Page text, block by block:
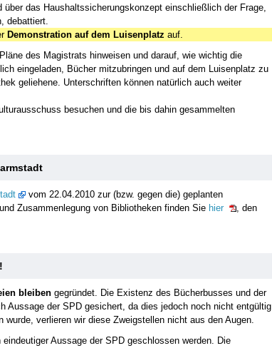
das Haushaltssicherungskonzept einschließlich der Frage,
debattiert.
Demonstration auf dem Luisenplatz auf.
des Magistrats hinweisen und darauf, wie wichtig die
eingeladen, Bücher mitzubringen und auf dem Luisenplatz zu
geliehene. Unterschriften können natürlich auch weiter
besuchen und die bis dahin gesammelten
vom 22.04.2010 zur (bzw. gegen die) geplanten
Zusammenlegung von Bibliotheken finden Sie hier
, den
bleiben gegründet. Die Existenz des Bücherbusses und der
Aussage der SPD gesichert, da dies jedoch noch nicht entgültig
verlieren wir diese Zweigstellen nicht aus den Augen.
eindeutiger Aussage der SPD geschlossen werden. Die